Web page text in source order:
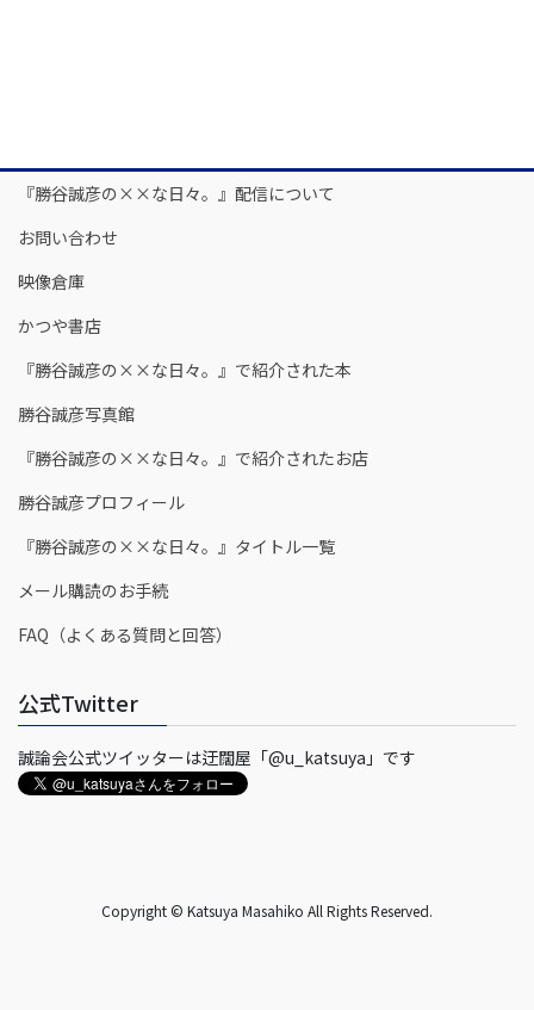
『勝谷誠彦の××な日々。』配信について
お問い合わせ
映像倉庫
かつや書店
『勝谷誠彦の××な日々。』で紹介された本
勝谷誠彦写真館
『勝谷誠彦の××な日々。』で紹介されたお店
勝谷誠彦プロフィール
『勝谷誠彦の××な日々。』タイトル一覧
メール購読のお手続
FAQ（よくある質問と回答）
公式Twitter
誠論会公式ツイッターは迂闊屋「@u_katsuya」です
Copyright © Katsuya Masahiko All Rights Reserved.